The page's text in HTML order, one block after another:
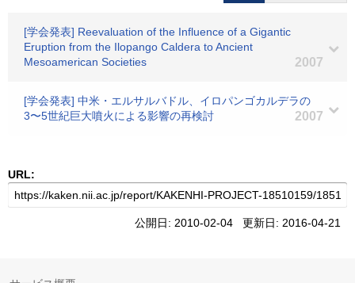
[学会発表] Reevaluation of the Influence of a Gigantic
Eruption from the Ilopango Caldera to Ancient
Mesoamerican Societies
2007
[学会発表] 中米・エルサルバドル、イロパンゴカルデラの
3〜5世紀巨大噴火による影響の再検討
2007
URL:
公開日: 2010-02-04 更新日: 2016-04-21